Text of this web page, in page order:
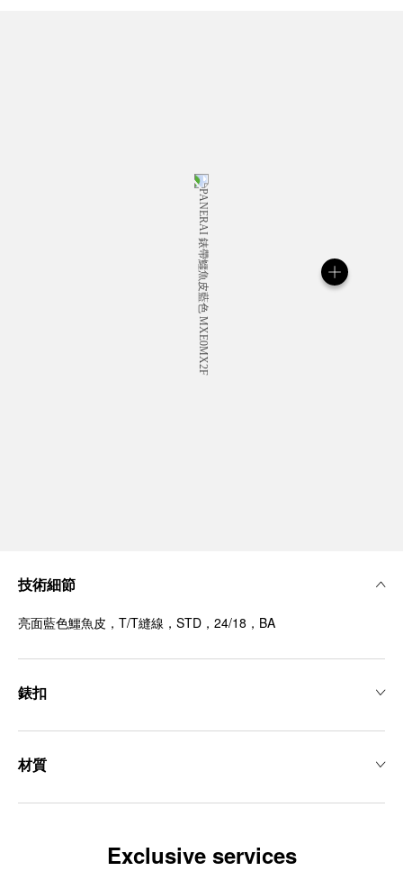
技術細節
亮面藍色鱷魚皮，T/T縫線，STD，24/18，BA
錶扣
材質
Exclusive services